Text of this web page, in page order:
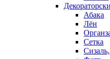
Абака
Лён
Сетка